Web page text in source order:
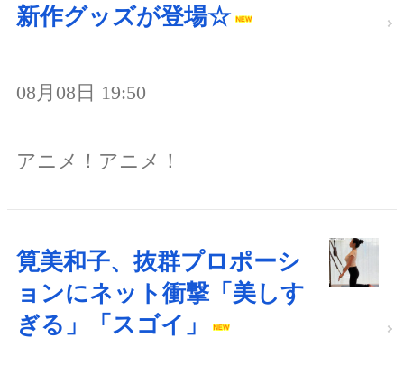
新作グッズが登場☆
08月08日 19:50
アニメ！アニメ！
筧美和子、抜群プロポーシ
ョンにネット衝撃「美しす
ぎる」「スゴイ」